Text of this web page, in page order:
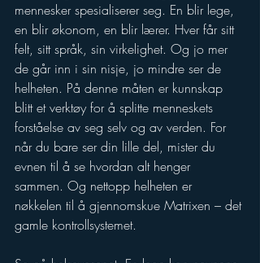
mennesker spesialiserer seg. En blir lege,
en blir økonom, en blir lærer. Hver får sitt
felt, sitt språk, sin virkelighet. Og jo mer
de går inn i sin nisje, jo mindre ser de
helheten. På denne måten er kunnskap
blitt et verktøy for å splitte menneskets
forståelse av seg selv og av verden. For
når du bare ser din lille del, mister du
evnen til å se hvordan alt henger
sammen. Og nettopp helheten er
nøkkelen til å gjennomskue Matrixen – det
gamle kontrollsystemet.